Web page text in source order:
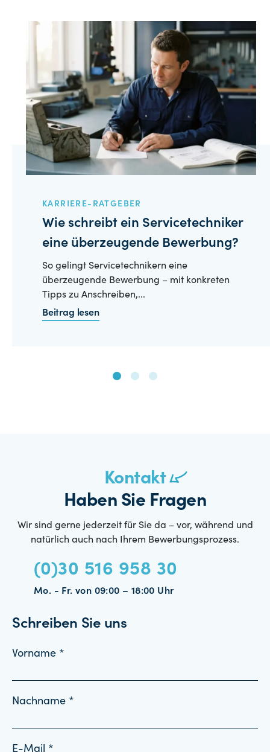
KARRIERE-RATGEBER
Wie schreibt ein Servicetechniker
eine überzeugende Bewerbung?
So gelingt Servicetechnikern eine
überzeugende Bewerbung – mit konkreten
Tipps zu Anschreiben,...
Beitrag lesen
Kontakt
Haben Sie Fragen
Wir sind gerne jederzeit für Sie da – vor, während und
natürlich auch nach Ihrem Bewerbungsprozess.
(0)30 516 958 30
Mo. - Fr. von 09:00 – 18:00 Uhr
Schreiben Sie uns
Vorname *
Nachname *
E-Mail *